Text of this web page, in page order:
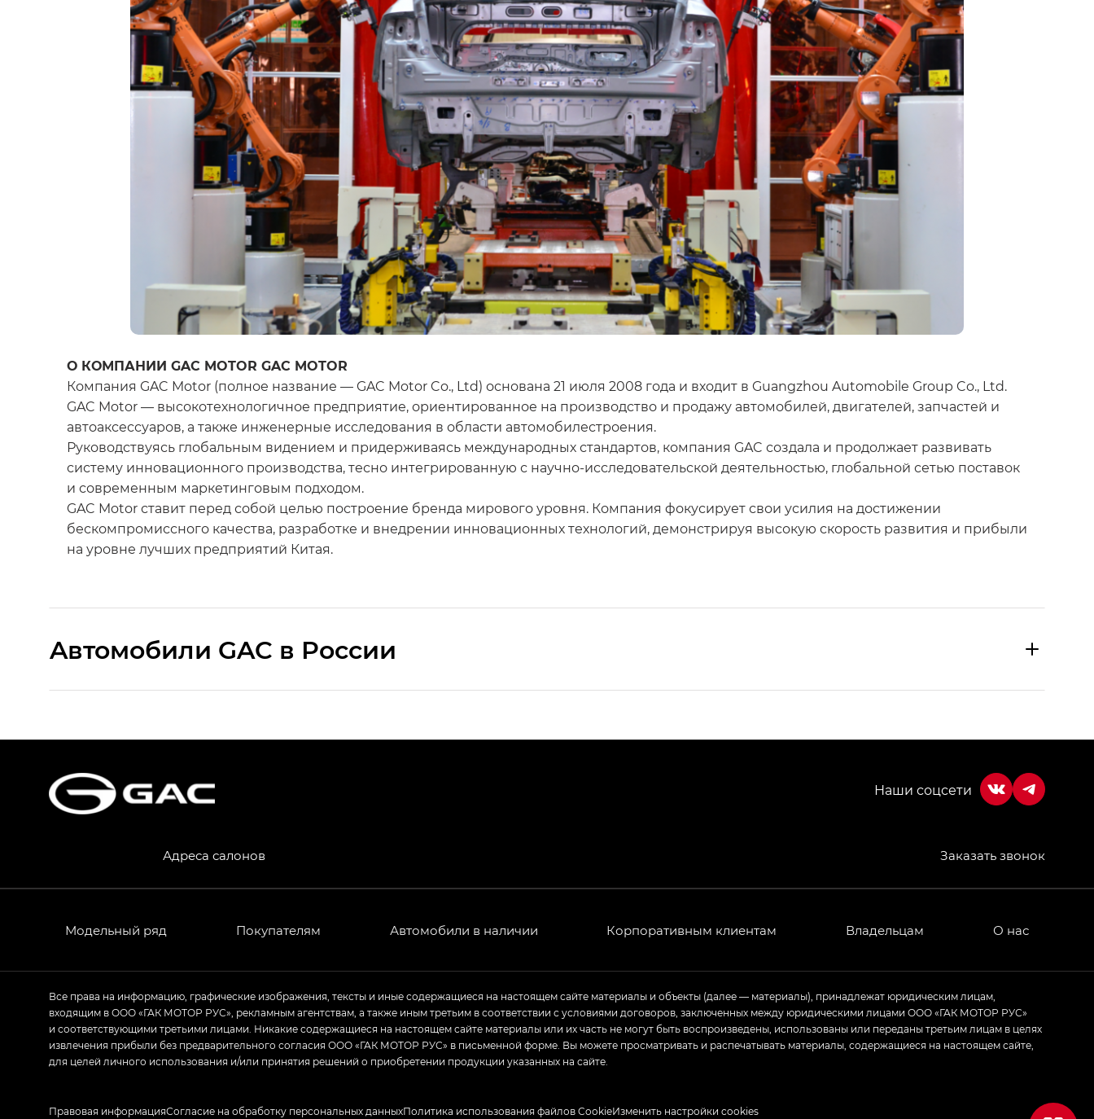
О КОМПАНИИ GAC MOTOR GAC MOTOR
Компания GAC Motor (полное название — GAC Motor Co., Ltd) основана 21 июля 2008 года и входит в Guangzhou Automobile Group Co., Ltd.
GAC Motor — высокотехнологичное предприятие, ориентированное на производство и продажу автомобилей, двигателей, запчастей и
автоаксессуаров, а также инженерные исследования в области автомобилестроения.
Руководствуясь глобальным видением и придерживаясь международных стандартов, компания GAC создала и продолжает развивать
систему инновационного производства, тесно интегрированную с научно-исследовательской деятельностью, глобальной сетью поставок
и современным маркетинговым подходом.
GAC Motor ставит перед собой целью построение бренда мирового уровня. Компания фокусирует свои усилия на достижении
бескомпромиссного качества, разработке и внедрении инновационных технологий, демонстрируя высокую скорость развития и прибыли
на уровне лучших предприятий Китая.
Aвтомобили GAC в России
HYPTEC HT — Хайптек Эйч Ти (HYPTEC HT) в комплектации Экс ПРЕМИУМ — EX PREMIUM
GL
GS4 — Джи Эс 4 (GS4) в комплектациях Джи Би Передний привод — GB 2WD, Джи Би Полный привод — GB AWD, Джи Эль Полный привод —
Empow — Эмпау (Empow) в комплектации Джи Эс — GS, Джи Эль с элементы экстерьера в спортивном стиле — GL (S-Style)
Адреса салонов Заказать звонок
Модельный ряд Покупателям Автомобили в наличии Корпоративным клиентам Владельцам О нас
Все права на информацию, графические изображения, тексты и иные содержащиеся на настоящем сайте материалы и объекты (далее — материалы), принадлежат юридическим лицам,
входящим в ООО «ГАК МОТОР РУС», рекламным агентствам, а также иным третьим в соответствии с условиями договоров, заключенных между юридическими лицами ООО «ГАК МОТОР РУС»
и соответствующими третьими лицами. Никакие содержащиеся на настоящем сайте материалы или их часть не могут быть воспроизведены, использованы или переданы третьим лицам в целях
извлечения прибыли без предварительного согласия ООО «ГАК МОТОР РУС» в письменной форме. Вы можете просматривать и распечатывать материалы, содержащиеся на настоящем сайте,
для целей личного использования и/или принятия решений о приобретении продукции указанных на сайте.
Правовая информацияСогласие на обработку персональных данныхПолитика использования файлов CookieИзменить настройки cookies